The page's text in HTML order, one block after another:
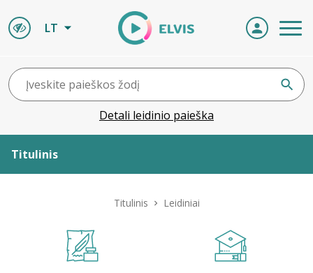
LT
Detali leidinio paieška
Titulinis
Titulinis Leidiniai